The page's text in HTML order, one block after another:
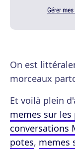
Gérer
On est
morceaux
Et voilà plein
memes sur les
conversations
potes, memes